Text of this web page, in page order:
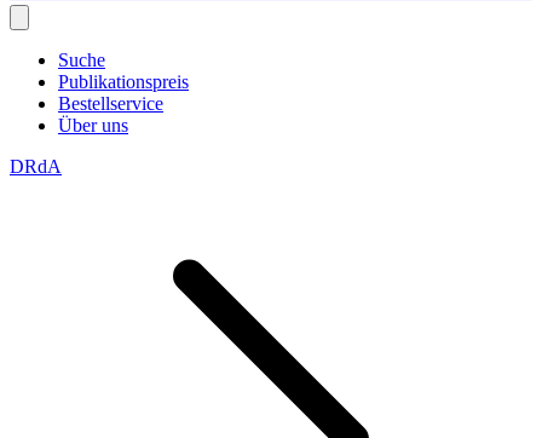
Suche
Publikationspreis
Bestellservice
Über uns
DRdA